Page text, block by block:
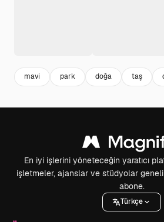
mavi park doğa taş
En iyi işlerini yöneteceğin yaratıcı
işletmeler, ajanslar ve stüdyolar
abone.
Türkçe